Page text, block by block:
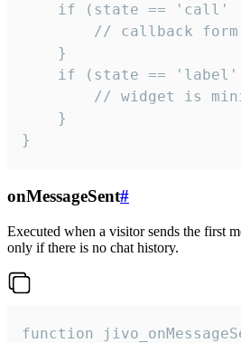
if (state == 'call'
// callback
    }
if (state ==
// widget is
    }
}
onMessageSent#
Executed when a visitor sends the first
only if there is no chat history.
function